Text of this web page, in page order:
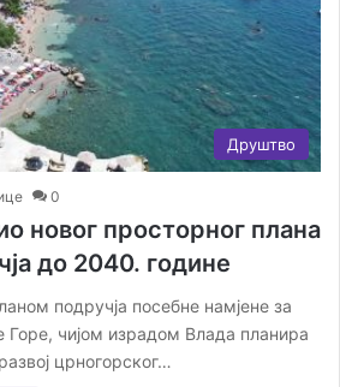
Друштво
0
новог просторног плана
до 2040. године
подручја посебне намјене за
Горе, чијом израдом Влада планира
црногорског…